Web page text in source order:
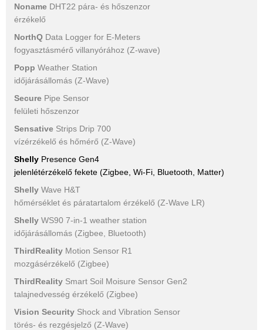
Noname DHT22 pára- és hőszenzor
érzékelő
NorthQ Data Logger for E-Meters
fogyasztásmérő villanyórához (Z-wave)
Popp Weather Station
időjárásállomás (Z-Wave)
Secure Pipe Sensor
felületi hőszenzor
Sensative Strips Drip 700
vízérzékelő és hőmérő (Z-Wave)
Shelly Presence Gen4
jelenlétérzékelő fekete (Zigbee, Wi-Fi, Bluetooth, Matter)
Shelly Wave H&T
hőmérséklet és páratartalom érzékelő (Z-Wave LR)
Shelly WS90 7-in-1 weather station
időjárásállomás (Zigbee, Bluetooth)
ThirdReality Motion Sensor R1
mozgásérzékelő (Zigbee)
ThirdReality Smart Soil Moisure Sensor Gen2
talajnedvesség érzékelő (Zigbee)
Vision Security Shock and Vibration Sensor
törés- és rezgésjelző (Z-Wave)